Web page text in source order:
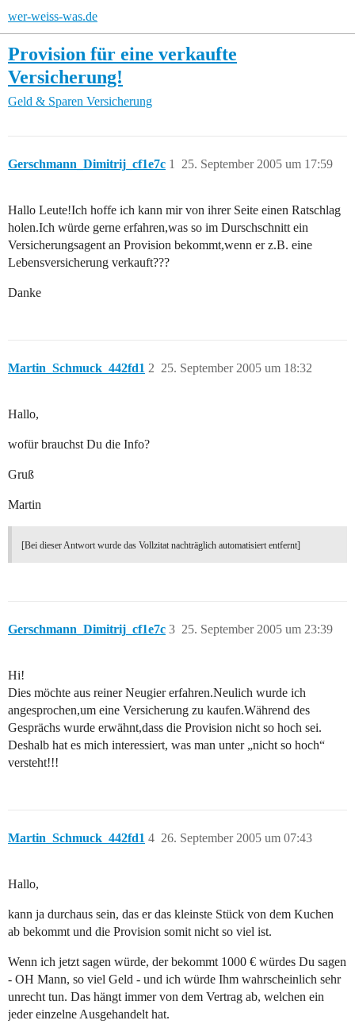
wer-weiss-was.de
Provision für eine verkaufte
Versicherung!
Geld & Sparen Versicherung
Gerschmann_Dimitrij_cf1e7c 25. September 2005 um 17:59
1
Hallo Leute!Ich hoffe ich kann mir von ihrer Seite einen Ratschlag
holen.Ich würde gerne erfahren,was so im Durschschnitt ein
Versicherungsagent an Provision bekommt,wenn er z.B. eine
Lebensversicherung verkauft???
Danke
Martin_Schmuck_442fd1 25. September 2005 um 18:32
2
Hallo,
wofür brauchst Du die Info?
Gruß
Martin
[Bei dieser Antwort wurde das Vollzitat nachträglich automatisiert entfernt]
Gerschmann_Dimitrij_cf1e7c 25. September 2005 um 23:39
3
Hi!
Dies möchte aus reiner Neugier erfahren.Neulich wurde ich
angesprochen,um eine Versicherung zu kaufen.Während des
Gesprächs wurde erwähnt,dass die Provision nicht so hoch sei.
Deshalb hat es mich interessiert, was man unter „nicht so hoch“
versteht!!!
Martin_Schmuck_442fd1 26. September 2005 um 07:43
4
Hallo,
kann ja durchaus sein, das er das kleinste Stück von dem Kuchen
ab bekommt und die Provision somit nicht so viel ist.
Wenn ich jetzt sagen würde, der bekommt 1000 € würdes Du sagen
- OH Mann, so viel Geld - und ich würde Ihm wahrscheinlich sehr
unrecht tun. Das hängt immer von dem Vertrag ab, welchen ein
jeder einzelne Ausgehandelt hat.